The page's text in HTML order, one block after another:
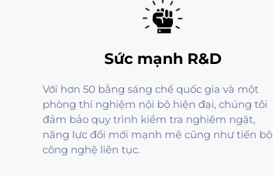
Sức mạnh R&D
Với hơn 50 bằng sáng chế quốc gia và một
phòng thí nghiệm nội bộ hiện đại, chúng tôi
đảm bảo quy trình kiểm tra nghiêm ngặt,
năng lực đổi mới mạnh mẽ cũng như tiến bộ
công nghệ liên tục.